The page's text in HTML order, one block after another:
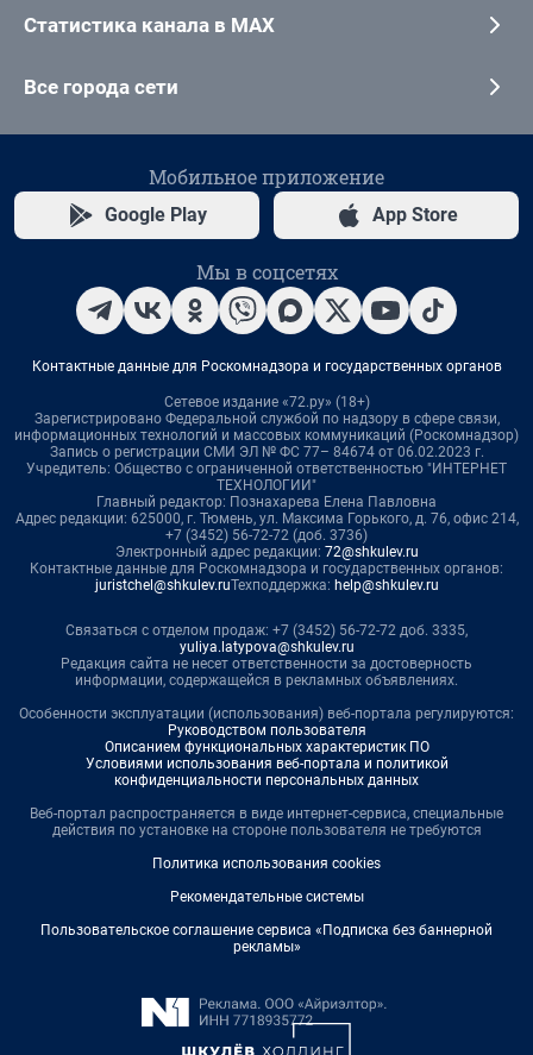
Статистика канала в MAX
Все города сети
Мобильное приложение
Google Play App Store
Мы в соцсетях
Контактные данные для Роскомнадзора и государственных органов
Сетевое издание «72.ру» (18+)
Зарегистрировано Федеральной службой по надзору в сфере связи,
информационных технологий и массовых коммуникаций (Роскомнадзор)
Запись о регистрации СМИ ЭЛ № ФС 77– 84674 от 06.02.2023 г.
Учредитель: Общество с ограниченной ответственностью "ИНТЕРНЕТ
ТЕХНОЛОГИИ"
Главный редактор: Познахарева Елена Павловна
Адрес редакции: 625000, г. Тюмень, ул. Максима Горького, д. 76, офис 214,
+7 (3452) 56-72-72 (доб. 3736)
Электронный адрес редакции: 72@shkulev.ru
Контактные данные для Роскомнадзора и государственных органов:
juristchel@shkulev.ruТехподдержка: help@shkulev.ru
Связаться с отделом продаж: +7 (3452) 56-72-72 доб. 3335,
yuliya.latypova@shkulev.ru
Редакция сайта не несет ответственности за достоверность
информации, содержащейся в рекламных объявлениях.
Особенности эксплуатации (использования) веб-портала регулируются:
Руководством пользователя
Описанием функциональных характеристик ПО
Условиями использования веб-портала и политикой
конфиденциальности персональных данных
Веб-портал распространяется в виде интернет-сервиса, специальные
действия по установке на стороне пользователя не требуются
Политика использования cookies
Рекомендательные системы
Пользовательское соглашение сервиса «Подписка без баннерной
рекламы»